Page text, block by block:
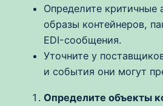
Определите критичные
образы контейнеров,
EDI-сообщения.
Уточните у
и события они могут
Определите объекты